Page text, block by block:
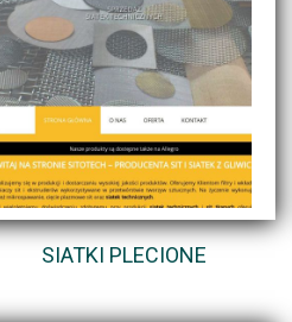
SIATKI PLECIONE